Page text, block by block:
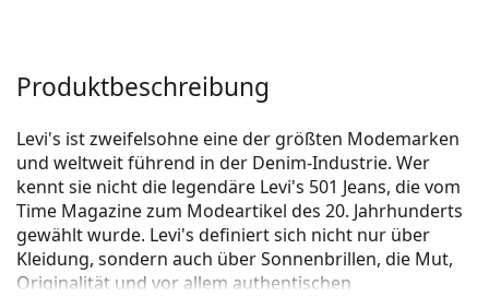
Produktbeschreibung
Levi's ist zweifelsohne eine der größten Modemarken
und weltweit führend in der Denim-Industrie. Wer
kennt sie nicht die legendäre Levi's 501 Jeans, die vom
Time Magazine zum Modeartikel des 20. Jahrhunderts
gewählt wurde. Levi's definiert sich nicht nur über
Kleidung, sondern auch über Sonnenbrillen, die Mut,
Originalität und vor allem authentischen